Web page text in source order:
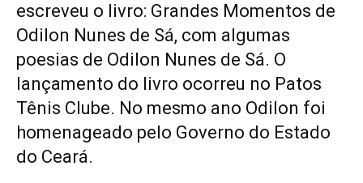
escreveu o livro: Grandes Momentos de
Odilon Nunes de Sá, com algumas
poesias de Odilon Nunes de Sá. O
lançamento do livro ocorreu no Patos
Tênis Clube. No mesmo ano Odilon foi
homenageado pelo Governo do Estado
do Ceará.